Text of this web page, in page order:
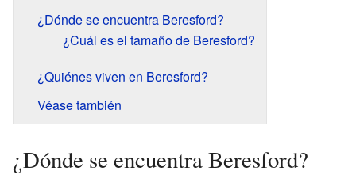
¿Dónde se encuentra Beresford?
¿Cuál es el tamaño de Beresford?
¿Quiénes viven en Beresford?
Véase también
¿Dónde se encuentra Beresford?